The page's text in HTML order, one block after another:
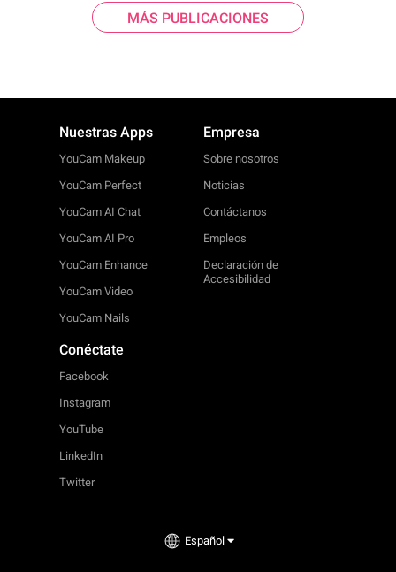
MÁS PUBLICACIONES
Nuestras Apps
YouCam Makeup
YouCam Perfect
YouCam AI Chat
YouCam AI Pro
YouCam Enhance
YouCam Video
YouCam Nails
Empresa
Sobre nosotros
Noticias
Contáctanos
Empleos
Declaración de
Accesibilidad
Conéctate
Facebook
Instagram
YouTube
LinkedIn
Twitter
Español